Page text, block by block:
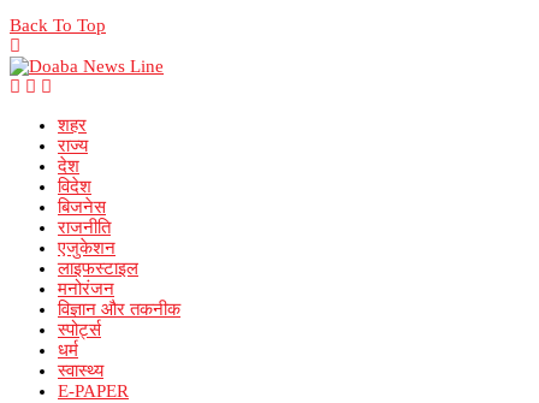
Back To Top
शहर
राज्य
देश
विदेश
बिजनेस
राजनीति
एजुकेशन
लाइफस्टाइल
मनोरंजन
विज्ञान और तकनीक
स्पोर्ट्स
धर्म
स्वास्थ्य
E-PAPER